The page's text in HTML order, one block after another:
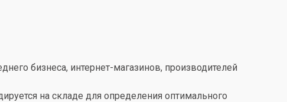
бизнеса, интернет-магазинов, производителей
на складе для определения оптимального